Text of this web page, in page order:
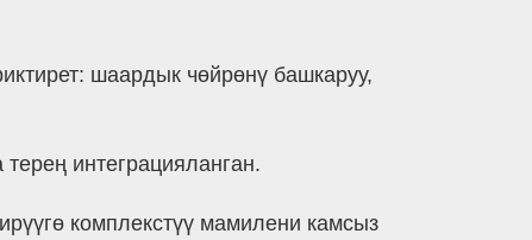
шаардык чөйрөнү башкаруу,
интеграцияланган.
комплекстүү мамилени камсыз